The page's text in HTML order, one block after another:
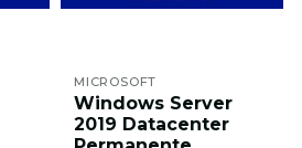
MICROSOFT
Windows Server
2019 Datacenter